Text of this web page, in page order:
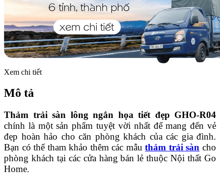
Xem chi tiết
Mô tả
Thảm trải sàn lông ngắn họa tiết đẹp GHO-R04
chính là một sản phẩm tuyệt vời nhất để mang đến vẻ
đẹp hoàn hảo cho căn phòng khách của các gia đình.
Bạn có thể tham khảo thêm các mẫuthảm trải sàn cho
phòng khách tại các cửa hàng bán lẻ thuộc Nội thất Go
Home.